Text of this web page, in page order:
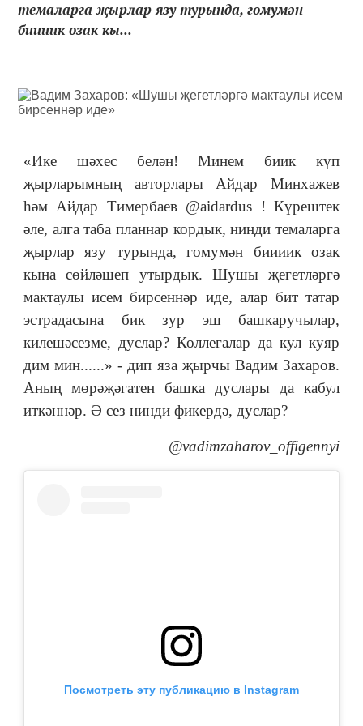
темаларга җырлар язу турында, гомумән
биииик озак кы...
«Ике шәхес белән! Минем биик күп
җырларымның авторлары Айдар Минхажев
һәм Айдар Тимербаев @aidardus ! Күрештек
әле, алга таба планнар кордык, нинди темаларга
җырлар язу турында, гомумән биииик озак
кына сөйләшеп утырдык. Шушы җегетләргә
мактаулы исем бирсеннәр иде, алар бит татар
эстрадасына бик зур эш башкаручылар,
килешәсезме, дуслар? Коллегалар да кул куяр
дим мин......» - дип яза җырчы Вадим Захаров.
Аның мөрәҗәгатен башка дуслары да кабул
иткәннәр. Ә сез нинди фикердә, дуслар?
@vadimzaharov_offigennyi
Посмотреть эту публикацию в Instagram